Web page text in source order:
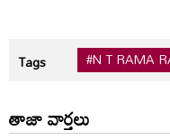
Tags #N T RAMA
తాజా వార్తలు